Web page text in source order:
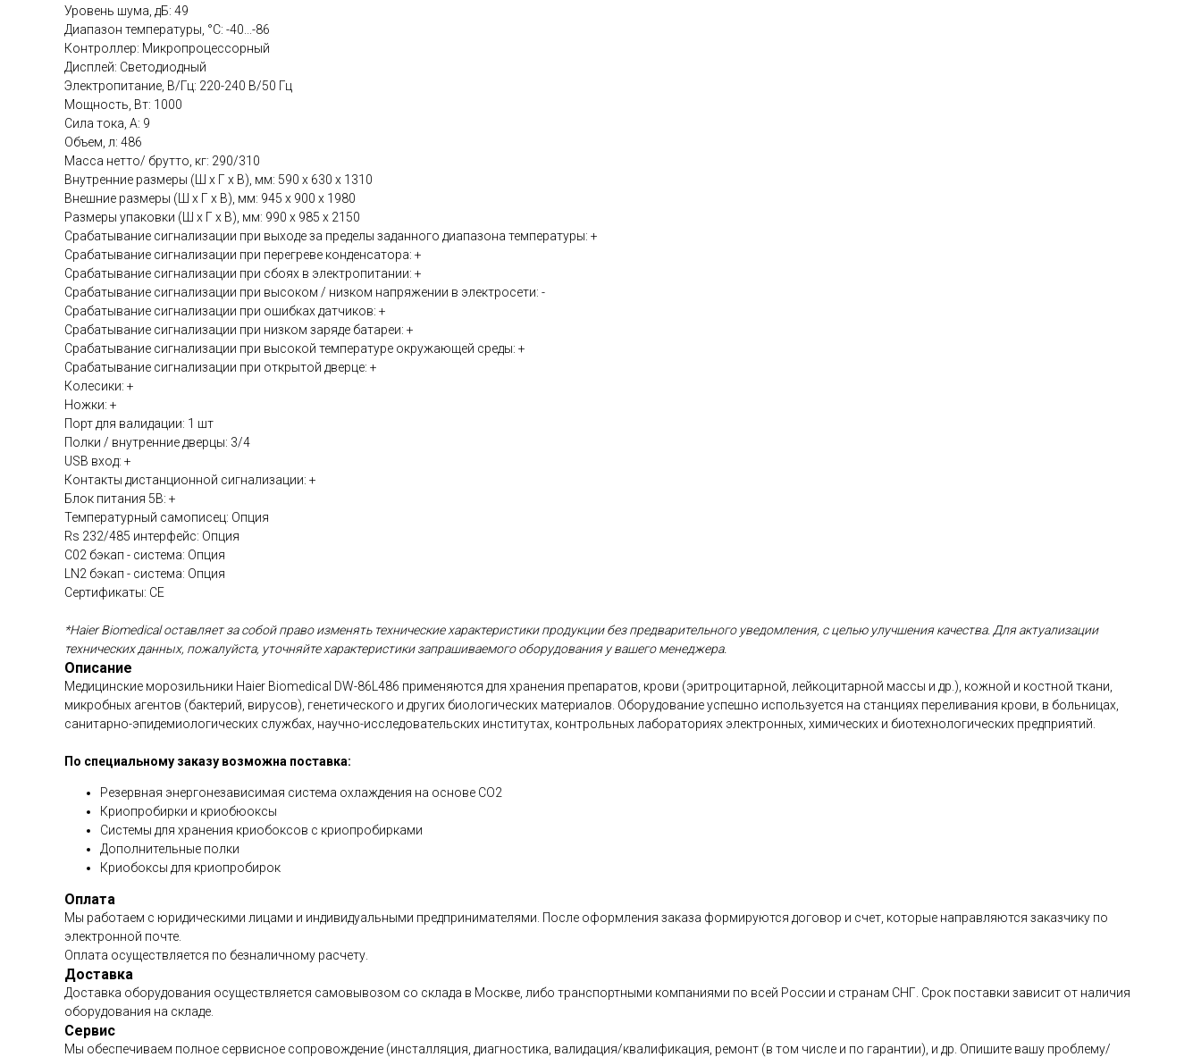
Уровень шума, дБ: 49
Диапазон температуры, °С: -40...-86
Контроллер: Микропроцессорный
Дисплей: Светодиодный
Электропитание, В/Гц: 220-240 В/50 Гц
Мощность, Вт: 1000
Сила тока, А: 9
Объем, л: 486
Масса нетто/ брутто, кг: 290/310
Внутренние размеры (Ш х Г х В), мм: 590 х 630 х 1310
Внешние размеры (Ш х Г х В), мм: 945 x 900 x 1980
Размеры упаковки (Ш х Г х В), мм: 990 x 985 x 2150
Срабатывание сигнализации при выходе за пределы заданного диапазона температуры: +
Срабатывание сигнализации при перегреве конденсатора: +
Срабатывание сигнализации при сбоях в электропитании: +
Срабатывание сигнализации при высоком / низком напряжении в электросети: -
Срабатывание сигнализации при ошибках датчиков: +
Срабатывание сигнализации при низком заряде батареи: +
Срабатывание сигнализации при высокой температуре окружающей среды: +
Срабатывание сигнализации при открытой дверце: +
Колесики: +
Ножки: +
Порт для валидации: 1 шт
Полки / внутренние дверцы: 3/4
USB вход: +
Контакты дистанционной сигнализации: +
Блок питания 5В: +
Температурный самописец: Опция
Rs 232/485 интерфейс: Опция
С02 бэкап - система: Опция
LN2 бэкап - система: Опция
Сертификаты: CE
*Haier Biomedical оставляет за собой право изменять технические характеристики продукции без предварительного уведомления, с целью улучшения качества. Для актуализации
технических данных, пожалуйста, уточняйте характеристики запрашиваемого оборудования у вашего менеджера.
Описание
Медицинские морозильники Haier Biomedical DW-86L486 применяются для хранения препаратов, крови (эритроцитарной, лейкоцитарной массы и др.), кожной и костной ткани,
микробных агентов (бактерий, вирусов), генетического и других биологических материалов. Оборудование успешно используется на станциях переливания крови, в больницах,
санитарно-эпидемиологических службах, научно-исследовательских институтах, контрольных лабораториях электронных, химических и биотехнологических предприятий.
По специальному заказу возможна поставка:
Резервная энергонезависимая система охлаждения на основе CO2
Криопробирки и криобюоксы
Системы для хранения криобоксов с криопробирками
Дополнительные полки
Криобоксы для криопробирок
Оплата
Мы работаем с юридическими лицами и индивидуальными предпринимателями. После оформления заказа формируются договор и счет, которые направляются заказчику по
электронной почте.
Оплата осуществляется по безналичному расчету.
Доставка
Доставка оборудования осуществляется самовывозом со склада в Москве, либо транспортными компаниями по всей России и странам СНГ. Срок поставки зависит от наличия
оборудования на складе.
Сервис
Мы обеспечиваем полное сервисное сопровождение (инсталляция, диагностика, валидация/квалификация, ремонт (в том числе и по гарантии), и др. Опишите вашу проблему/